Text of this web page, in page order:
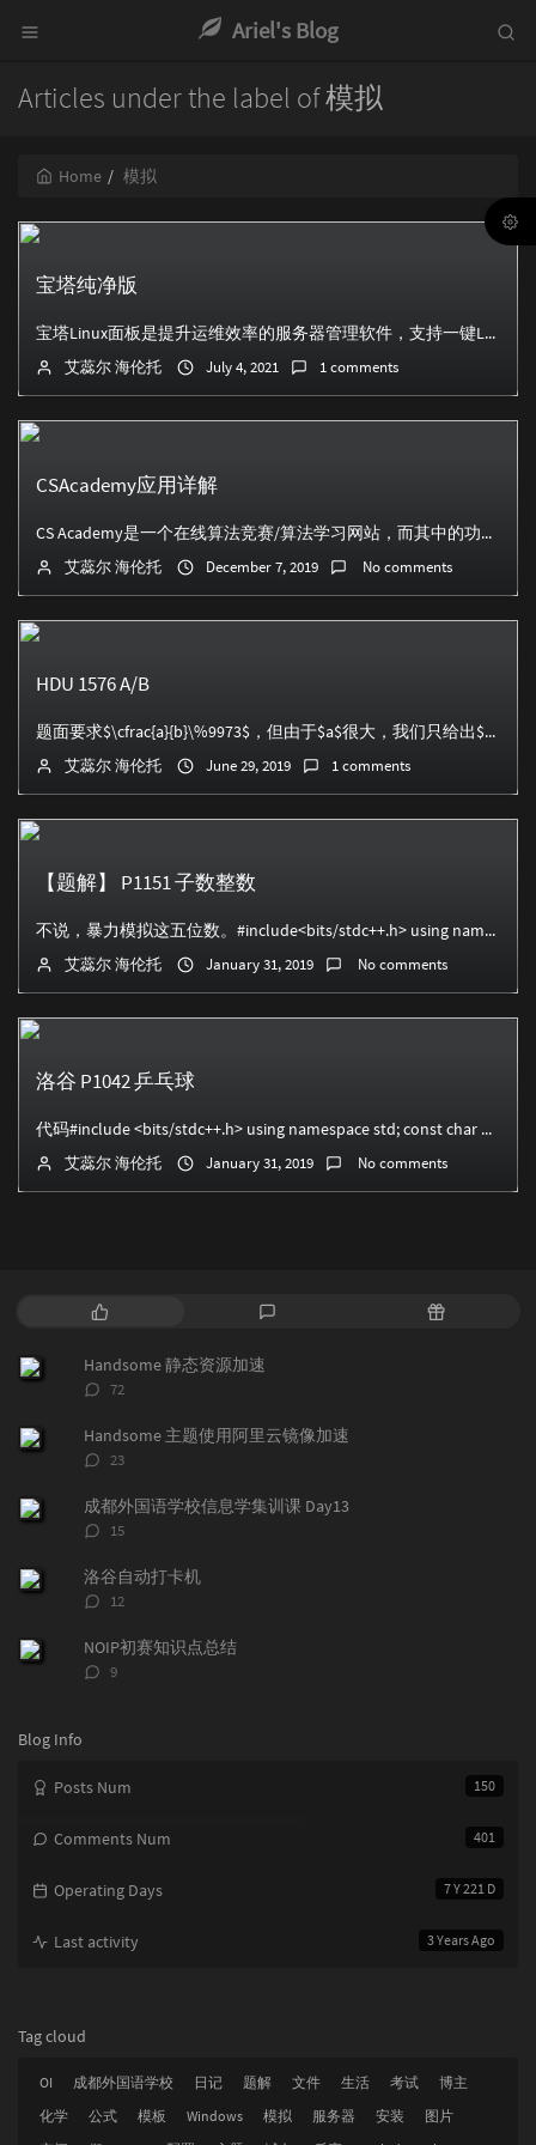
Ariel's Blog
Articles under the label of 模拟
Home 模拟
宝塔纯净版
宝塔Linux面板是提升运维效率的服务器管理软件，支持一键LAMP/LNMP/集群/监控/网站/FTP/数据库/JAVA等100多项服务器管理功能。 有3...
艾蕊尔 海伦托 July 4, 2021 1 comments
CSAcademy应用详解
CS Academy是一个在线算法竞赛/算法学习网站，而其中的功能非常实用。它既可以帮助我们理解题意，对样例进行模拟，又有一定的娱乐性。
艾蕊尔 海伦托 December 7, 2019 No comments
HDU 1576 A/B
题面要求$\cfrac{a}{b}\%9973$，但由于$a$很大，我们只给出$n=A\%9973$，保证$a$必能被$b$整除，且$gcd(b,9973...
艾蕊尔 海伦托 June 29, 2019 1 comments
【题解】 P1151 子数整数
不说，暴力模拟这五位数。#include<bits/stdc++.h> using namespace std; int main(){ ...
艾蕊尔 海伦托 January 31, 2019 No comments
洛谷 P1042 乒乓球
代码#include <bits/stdc++.h> using namespace std; const char WIN='W&...
艾蕊尔 海伦托 January 31, 2019 No comments
P
u
a
r
r
t
c
l
s
t
m
R
Handsome 静态资源加速
评
数：
72
Handsome 主题使用阿里云镜像加速
评
数：
23
成都外国语学校信息学集训课 Day13
评
数：
15
洛谷自动打卡机
评
数：
12
NOIP初赛知识点总结
评
9
Blog Info
150
Posts Num
401
Comments Num
7 Y 221 D
Operating Days
3 Years Ago
Last activity
Tag cloud
OI 成都外国语学校 日记 题解 文件 生活 考试
博主
化学
公式 模板 Windows 模拟 服务器 安装
图片